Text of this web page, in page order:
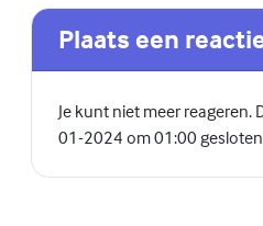
Plaats een
Je kunt niet meer reageren.
01-2024 om 01:00